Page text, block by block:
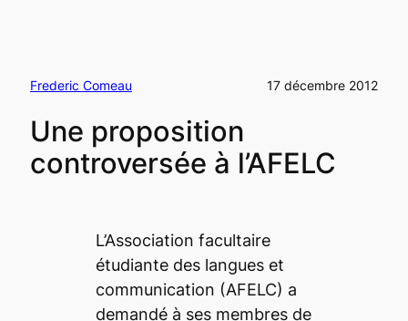
Frederic Comeau 17 décembre 2012
Une proposition
controversée à l’AFELC
L’Association facultaire
étudiante des langues et
communication (AFELC) a
demandé à ses membres de